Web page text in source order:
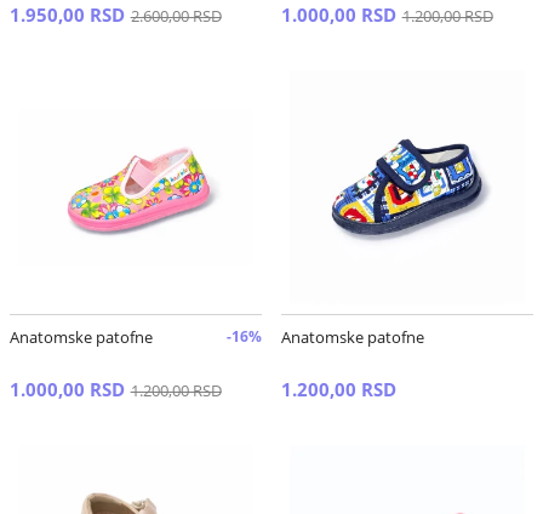
1.950,00 RSD 2.600,00 RSD 1.000,00 RSD 1.200,00 RSD
Anatomske patofne -16%
1.000,00 RSD 1.200,00 RSD
Anatomske patofne
1.200,00 RSD